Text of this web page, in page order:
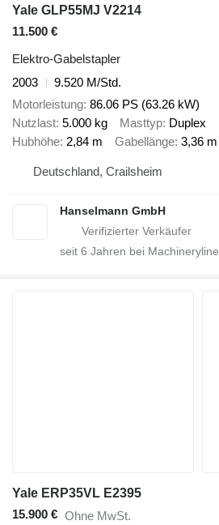
Yale GLP55MJ V2214
11.500 €
Elektro-Gabelstapler
2003
9.520 M/Std.
Motorleistung 86.06 PS (63.26 kW)
Nutzlast 5.000 kg Masttyp Duplex
Hubhöhe 2,84 m Gabellänge 3,36 m
Deutschland, Crailsheim
Hanselmann GmbH
seit 6 Jahren bei Machineryline
Yale ERP35VL E2395
15.900 € Ohne MwSt.